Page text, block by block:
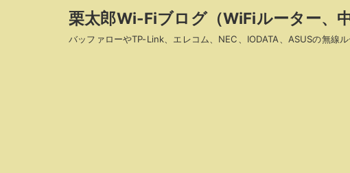
栗太郎Wi-Fiブログ（WiFiルーター、
バッファローやTP-Link、エレコム、NEC、IODATA、ASUSの無線